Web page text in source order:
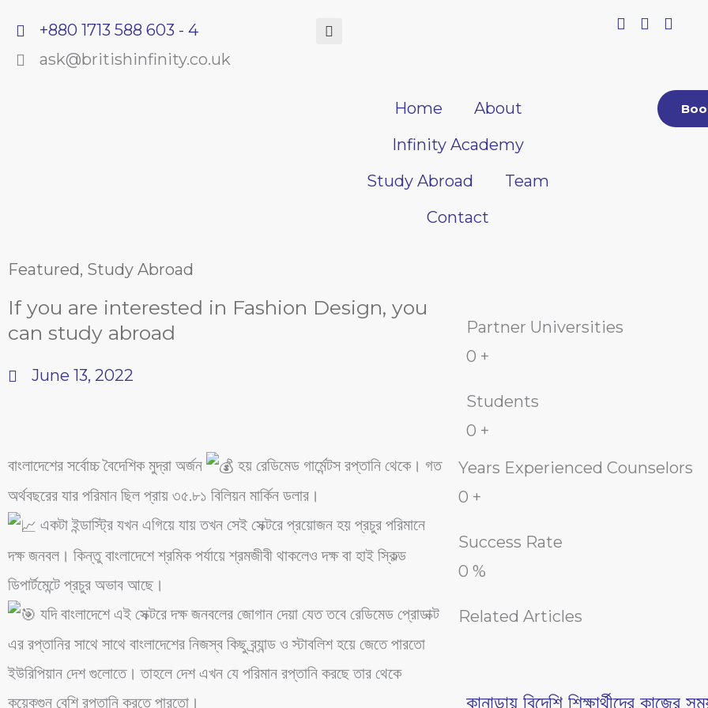
content
+880 1713 588 603 - 4
ask@britishinfinity.co.uk
Home
About
Infinity Academy
Study Abroad
Team
Contact
Featured, Study Abroad
If you are interested in Fashion Design, you
can study abroad
June 13, 2022
বাংলাদেশের সর্বোচ্চ বৈদেশিক মুদ্রা অর্জন
হয় রেডিমেড গার্মেন্টস রপ্তানি থেকে। গত
অর্থবছরের যার পরিমান ছিল প্রায় ৩৫.৮১ বিলিয়ন মার্কিন ডলার।
একটা ইন্ডাস্ট্রি যখন এগিয়ে যায় তখন সেই সেক্টরে প্রয়োজন হয় প্রচুর পরিমানে
দক্ষ জনবল। কিন্তু বাংলাদেশে শ্রমিক পর্যায়ে শ্রমজীবী থাকলেও দক্ষ বা হাই স্কিল্ড
ডিপার্টমেন্টে প্রচুর অভাব আছে।
যদি বাংলাদেশে এই সেক্টরে দক্ষ জনবলের জোগান দেয়া যেত তবে রেডিমেড প্রোডাক্ট
এর রপ্তানির সাথে সাথে বাংলাদেশের নিজস্ব কিছু ব্র্যান্ড ও স্টাবলিশ হয়ে জেতে পারতো
ইউরিপিয়ান দেশ গুলোতে। তাহলে দেশ এখন যে পরিমান রপ্তানি করছে তার থেকে
কয়েকগুন বেশি রপ্তানি করতে পারতো।
Partner Universities
0 +
Students
0 +
Years Experienced Counselors
0 +
Success Rate
0 %
Related Articles
কানাডায় বিদেশি শিক্ষার্থীদের কাজের